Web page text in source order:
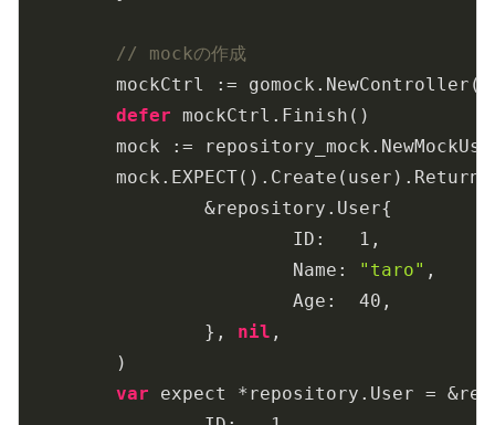
// mockの作成
defer mockCtrl.Finish()
			ID:
1 ,
			Name:
"taro" ,
			Age:
40 ,
		},
nil ,
var expect *repository.User =